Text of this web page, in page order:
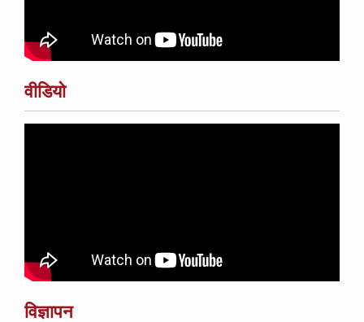
वीडियो
विज्ञापन